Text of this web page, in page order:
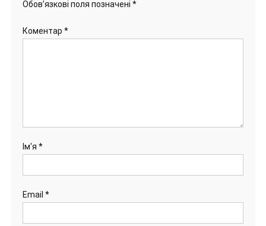
Обов’язкові поля позначені *
Коментар *
Ім'я *
Email *